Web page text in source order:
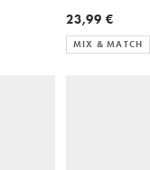
23,99 €
MIX & MATCH